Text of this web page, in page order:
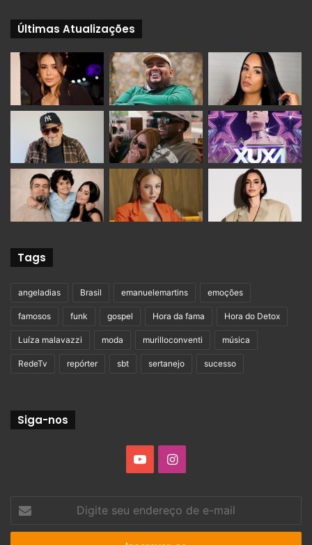
Últimas Atualizações
Tags
angeladias Brasil emanuelemartins emoções
famosos funk gospel Hora da fama Hora do Detox
Luíza malavazzi moda murilloconventi música
RedeTv repórter sbt sertanejo sucesso
Siga-nos
YouTubeInstagram
seu
endereço